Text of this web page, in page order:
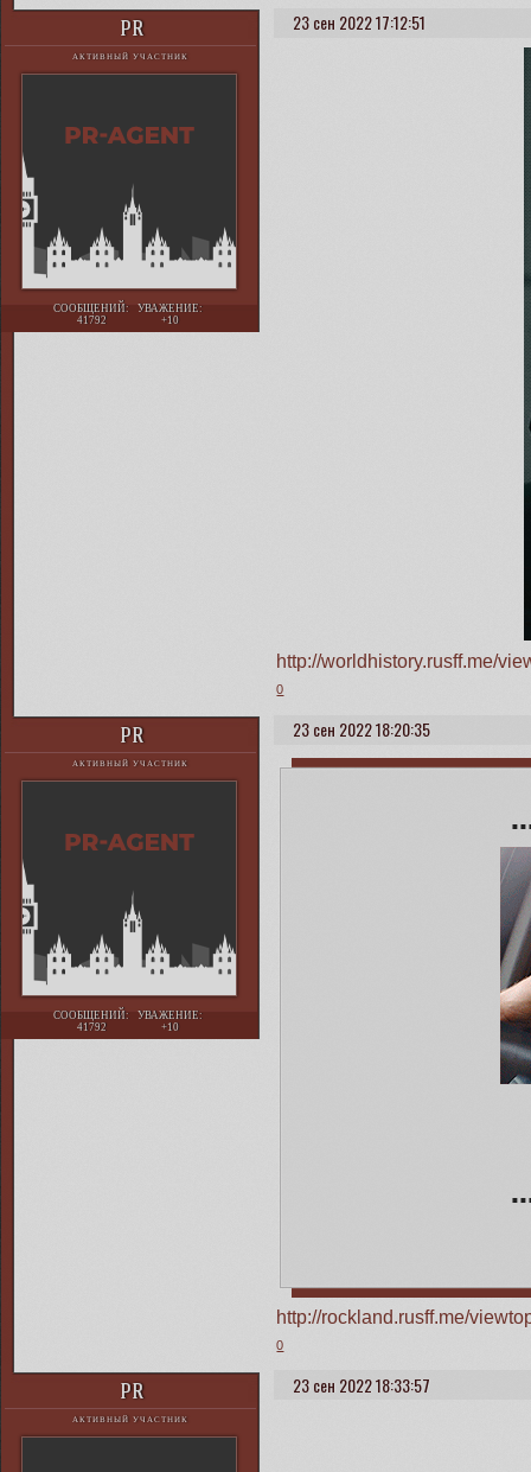
23 сен 2022 17:12:51
PR
АКТИВНЫЙ УЧАСТНИК
СООБЩЕНИЙ:
41792
УВАЖЕНИЕ:
+10
http://worldhistory.rusff.me/
0
23 сен 2022 18:20:35
PR
АКТИВНЫЙ УЧАСТНИК
СООБЩЕНИЙ:
41792
УВАЖЕНИЕ:
+10
■ ■
■ ■
http://rockland.rusff.me/
0
23 сен 2022 18:33:57
PR
АКТИВНЫЙ УЧАСТНИК